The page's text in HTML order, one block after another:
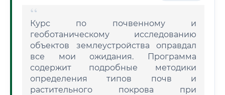
Курс по почвенному и
геоботаническому исследованию
объектов землеустройства оправдал
все мои ожидания. Программа
содержит подробные методики
определения типов почв и
растительного покрова при